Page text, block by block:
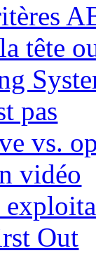
tête
pas
vs.
vidéo
Out